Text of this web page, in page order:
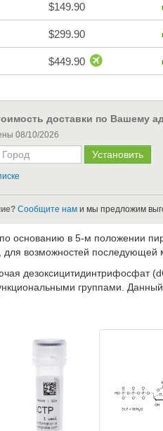
$149.90
$299.90
$449.90
доставки по Вашему
08/10/2026
Сообщите нам и мы предложим
основанию в 5-м положении
для возможностей
дезоксицитидинтрифосфат
группами.